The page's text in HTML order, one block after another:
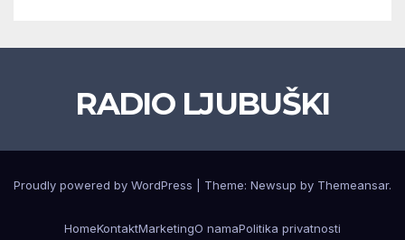
RADIO LJUBUŠKI
Proudly powered by WordPress Theme: Newsup by Themeansar.
HomeKontaktMarketingO namaPolitika privatnosti